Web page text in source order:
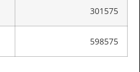
301575
598575